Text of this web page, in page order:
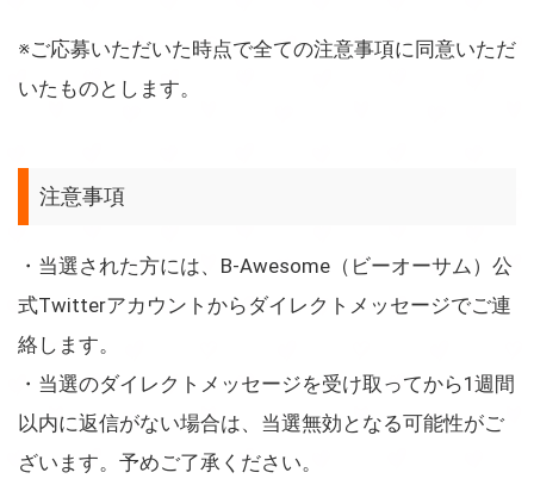
※ご応募いただいた時点で全ての注意事項に同意いただ
いたものとします。
注意事項
・当選された方には、B-Awesome（ビーオーサム）公
式Twitterアカウントからダイレクトメッセージでご連
絡します。
・当選のダイレクトメッセージを受け取ってから1週間
以内に返信がない場合は、当選無効となる可能性がご
ざいます。予めご了承ください。